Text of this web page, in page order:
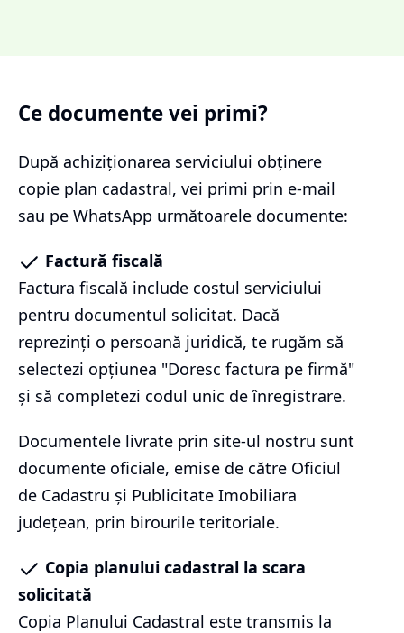
Ce documente vei primi?
După achiziționarea serviciului obținere
copie plan cadastral, vei primi prin e-mail
sau pe WhatsApp următoarele documente:
Factură fiscală
Factura fiscală include costul serviciului
pentru documentul solicitat. Dacă
reprezinți o persoană juridică, te rugăm să
selectezi opțiunea "Doresc factura pe firmă"
și să completezi codul unic de înregistrare.
Documentele livrate prin site-ul nostru sunt
documente oficiale, emise de către Oficiul
de Cadastru și Publicitate Imobiliara
județean, prin birourile teritoriale.
Copia planului cadastral la scara
solicitată
Copia Planului Cadastral este transmis la